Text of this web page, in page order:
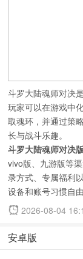
斗罗大陆魂师对决
玩家可以在游戏中
取魂环，并通过策
长与战斗乐趣。
斗罗大陆魂师对决
vivo版、九游版等
录方式、专属福利
设备和账号习惯自由
2026-08-04
安卓版